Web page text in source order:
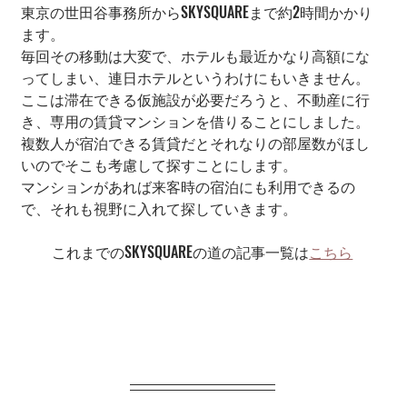
東京の世田谷事務所からSKYSQUAREまで約2時間かかり
ます。
毎回その移動は大変で、ホテルも最近かなり高額にな
ってしまい、連日ホテルというわけにもいきません。
ここは滞在できる仮施設が必要だろうと、不動産に行
き、専用の賃貸マンションを借りることにしました。
複数人が宿泊できる賃貸だとそれなりの部屋数がほし
いのでそこも考慮して探すことにします。
マンションがあれば来客時の宿泊にも利用できるの
で、それも視野に入れて探していきます。
これまでのSKYSQUAREの道の記事一覧はこちら